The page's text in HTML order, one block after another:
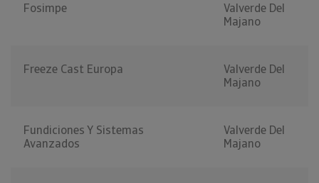
Fosimpe
Valverde Del
Majano
Freeze Cast Europa
Valverde Del
Majano
Fundiciones Y Sistemas
Avanzados
Valverde Del
Majano